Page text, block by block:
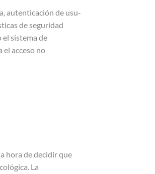
autenticación de usu-
de seguridad
sistema de
el acceso no
hora de decidir que
La